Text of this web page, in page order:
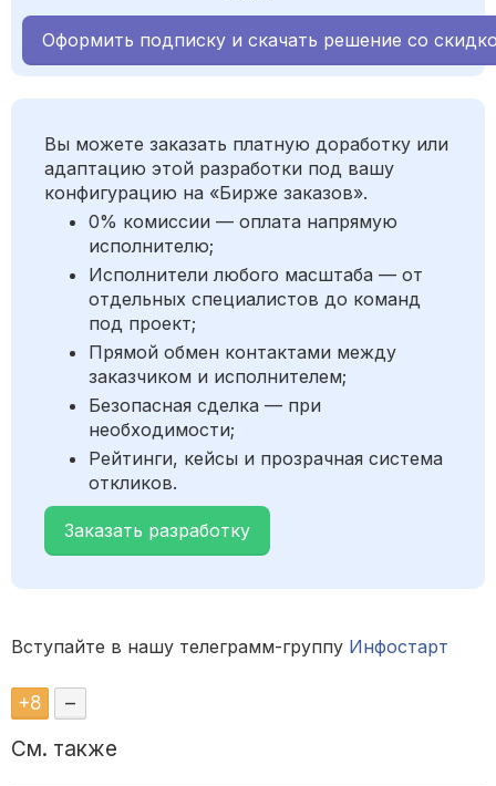
Оформить подписку и скачать решение со
Вы можете заказать платную доработку или
адаптацию этой разработки под вашу
конфигурацию на «Бирже заказов».
0% комиссии — оплата напрямую
исполнителю;
Исполнители любого масштаба — от
отдельных специалистов до команд
под проект;
Прямой обмен контактами между
заказчиком и исполнителем;
Безопасная сделка — при
необходимости;
Рейтинги, кейсы и прозрачная система
откликов.
Заказать разработку
Вступайте в нашу телеграмм-группу Инфостарт
+8 –
См. также